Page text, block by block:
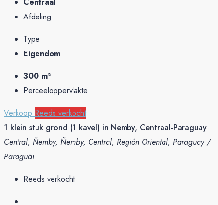
Afdeling
Type
Eigendom
300 m²
Perceeloppervlakte
Verkoop Reeds verkocht
1 klein stuk grond (1 kavel) in Nemby, Centraal-Paraguay
Central, Ñemby, Ñemby, Central, Región Oriental, Paraguay /
Paraguái
Reeds verkocht